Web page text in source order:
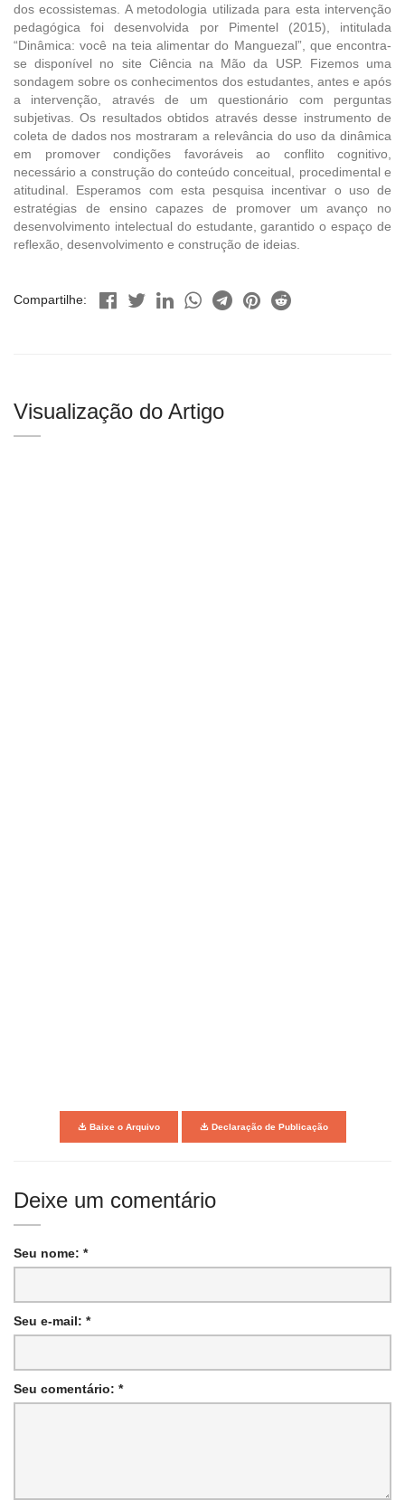
dos ecossistemas. A metodologia utilizada para esta intervenção
pedagógica foi desenvolvida por Pimentel (2015), intitulada
“Dinâmica: você na teia alimentar do Manguezal”, que encontra-
se disponível no site Ciência na Mão da USP. Fizemos uma
sondagem sobre os conhecimentos dos estudantes, antes e após
a intervenção, através de um questionário com perguntas
subjetivas. Os resultados obtidos através desse instrumento de
coleta de dados nos mostraram a relevância do uso da dinâmica
em promover condições favoráveis ao conflito cognitivo,
necessário a construção do conteúdo conceitual, procedimental e
atitudinal. Esperamos com esta pesquisa incentivar o uso de
estratégias de ensino capazes de promover um avanço no
desenvolvimento intelectual do estudante, garantido o espaço de
reflexão, desenvolvimento e construção de ideias.
Compartilhe:
Visualização do Artigo
Baixe o Arquivo Declaração de Publicação
Deixe um comentário
Seu nome: *
Seu e-mail: *
Seu comentário: *